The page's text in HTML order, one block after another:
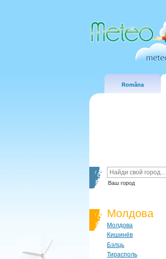
Româna
Ваш город
Молдова
Молдова
Кишинёв
Бэлць
Тирасполь